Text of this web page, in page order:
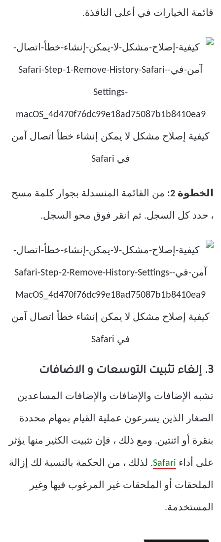
قائمة الخيارات في أعلى النافذة.
الخطوة 2: من القائمة المنسدلة بجوار كلمة مسح
، حدد كل السجل. ثم انقر فوق محو السجل.
3. إلغاء تثبيت التوسعات و الاضافات
تشبه الإضافات والإضافات والإضافات المساعدين
الصغار الذين يسرعون عملية القيام بمهام محددة
بنقرة أو اثنتين. ومع ذلك ، فإن تثبيت الكثير منها يؤثر
على أداء Safari. لذلك ، من الحكمة بالنسبة لك إزالة
الملحقات أو الملحقات غير المرغوب فيها وغير
المستخدمة.